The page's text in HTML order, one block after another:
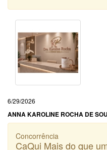
6/29/2026
ANNA KAROLINE ROCHA DE
Concorrência
CaQui Mais do que